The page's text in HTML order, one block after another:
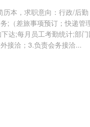
本，求职意向：行政/后
;（差旅事项预订；快递管
达;每月员工考勤统计;部门
接洽；3.负责会务接洽...